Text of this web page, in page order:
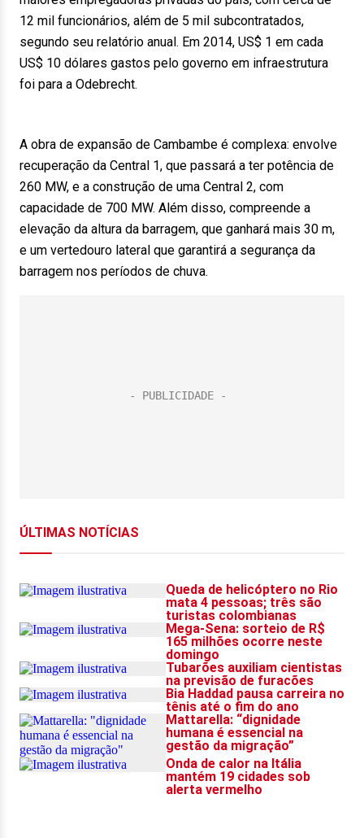
12 mil funcionários, além de 5 mil subcontratados,
segundo seu relatório anual. Em 2014, US$ 1 em cada
US$ 10 dólares gastos pelo governo em infraestrutura
foi para a Odebrecht.
A obra de expansão de Cambambe é complexa: envolve
recuperação da Central 1, que passará a ter potência de
260 MW, e a construção de uma Central 2, com
capacidade de 700 MW. Além disso, compreende a
elevação da altura da barragem, que ganhará mais 30 m,
e um vertedouro lateral que garantirá a segurança da
barragem nos períodos de chuva.